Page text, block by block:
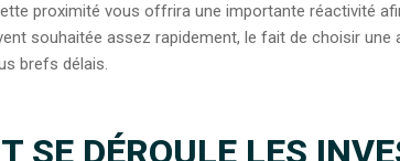
proximité vous offrira une importante réactivité
souhaitée assez rapidement, le fait de choisir
brefs délais.
SE DÉROULE LES